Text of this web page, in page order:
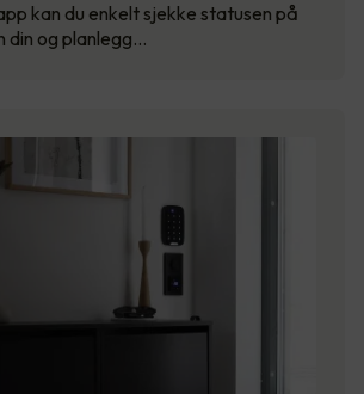
kan du enkelt sjekke statusen på
din og planlegg…